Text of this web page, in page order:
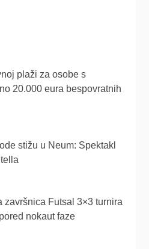
plaži za osobe s
20.000 eura bespovratnih
stižu u Neum: Spektakl
završnica Futsal 3×3 turnira
nokaut faze